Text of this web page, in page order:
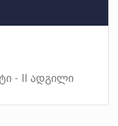
- II ადგილი